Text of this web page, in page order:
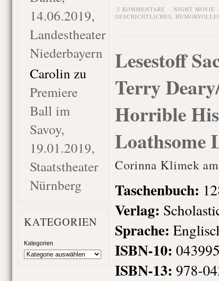
14.06.2019,
Landestheater
Niederbayern
Carolin zu
Premiere
Ball im
Savoy,
19.01.2019,
Staatstheater
Nürnberg
KATEGORIEN
Kategorien
2 KOMMENTARE
NIGHT MOVIE
GESCHICHTLICHES,
Lesestoff
Terry
Horrible
Loathsome
Corinna Klimek
Taschenbuch:
Verlag:
Sprache:
ISBN-10:
ISBN-13: 978-